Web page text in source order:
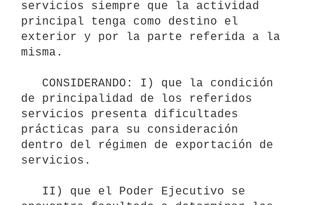
servicios siempre que la actividad
principal tenga como destino el
exterior y por la parte referida a la
misma.
de principalidad de los referidos
servicios presenta dificultades
prácticas para su consideración
dentro del régimen de exportación de
servicios.